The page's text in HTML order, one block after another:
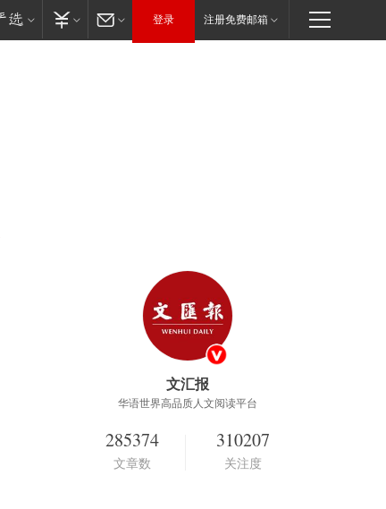
登录 注册免费邮箱
文汇报
华语世界高品质人文阅读平台
285374
文章数
310207
关注度